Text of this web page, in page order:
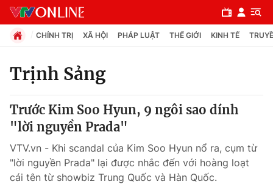
Chuyên mục
Chính trị
Xã hội
CHÍNH TRỊ XÃ HỘI PHÁP LUẬT THẾ GIỚI KINH TẾ
Trịnh Sảng
Trước Kim Soo Hyun, 9 ngôi sao dính
"lời nguyền Prada"
VTV.vn - Khi scandal của Kim Soo Hyun nổ ra, cụm từ
"lời nguyền Prada" lại được nhắc đến với hoàng loạt
cái tên từ showbiz Trung Quốc và Hàn Quốc.